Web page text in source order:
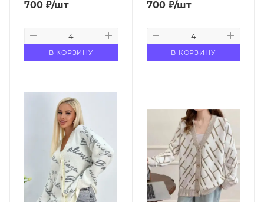
700 ₽/шт
В КОРЗИНУ
700₽/шт
В КОРЗИНУ